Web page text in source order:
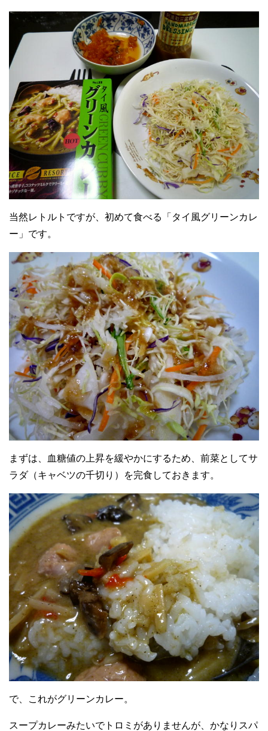
当然レトルトですが、初めて食べる「タイ風グリーンカレ
ー」です。
まずは、血糖値の上昇を緩やかにするため、前菜としてサ
ラダ（キャベツの千切り）を完食しておきます。
で、これがグリーンカレー。
スープカレーみたいでトロミがありませんが、かなりスパ